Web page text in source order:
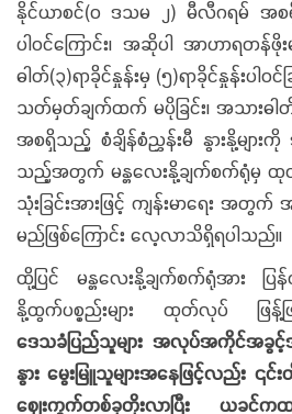
နိုင်ယာစင်(၀ ဒသမ ၂) မီလီဂရမ် အစ
ပါဝင်ကြောင်း၊ အဆိုပါ အာဟာရတန်ဖို
ဓါတ်(၃)ရာခိုင်နှုန်းမှ (၅)ရာခိုင်နှုန်းပါဝင်
သတ်မှတ်ချက်ထက် မပိုခြင်း၊ အသားဓါတ်
အစရှိသည့် စံချိန်စံညွှန်းမီ နွားနို့များကို
သည့်အတွက် မန္တလေးနို့ချက်စက်ရုံမှ ထုတ်
သုံးခြင်းအားဖြင့် ကျန်းမာရေး အတွက် အ
မည်ဖြစ်ကြောင်း လေ့လာသိရှိရပါသည်။
ထို့ပြင် မန္တလေးနို့ချက်စက်ရုံအား
နို့ထွက်ပစ္စည်းများ ထုတ်လုပ် ဖြန့်ဖြူးရ
ဒေသခံပြည်သူများ အလုပ်အကိုင်အခွင့်အလ
နွား မွေးမြူသူများအနေဖြင့်လည်း ၎င်
ဈေးကွက်တစ်ခုတိုးလာပြီး ယခင်က